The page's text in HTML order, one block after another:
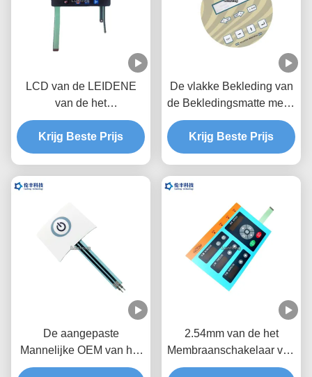
LCD van de LEIDENE
van de het
Membraanschakelaar
Beveiligingslaag de
Bekledings Grafische
Krijg Beste Prijs
De vlakke Bekleding van
de Bekledingsmatte metal
dome touch panel van de
Membraanschakelaar
Krijg Beste Prijs
De aangepaste
Mannelijke OEM van het
de
2.54mm van de het
Membraanschakelaar van
Hoogteleds het